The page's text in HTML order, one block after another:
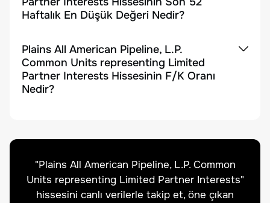
Haftalık En Düşük Değeri Nedir?
Plains All American Pipeline, L.P.
Common Units representing Limited
Partner Interests Hissesinin F/K Oranı
Nedir?
"Plains All American Pipeline, L.P. Common
Units representing Limited Partner Interests"
hissesini canlı verilerle takip et, öne çıkan